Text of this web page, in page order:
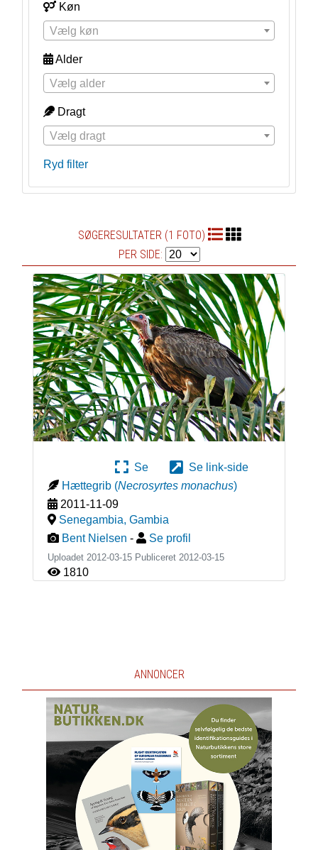
Køn
Vælg køn
Alder
Vælg alder
Dragt
Vælg dragt
Ryd filter
SØGERESULTATER (1 FOTO)
PER SIDE:
Se
Se link-side
Hættegrib (Necrosyrtes monachus)
2011-11-09
Senegambia, Gambia
Bent Nielsen - Se profil
Uploadet 2012-03-15 Publiceret 2012-03-15
1810
ANNONCER